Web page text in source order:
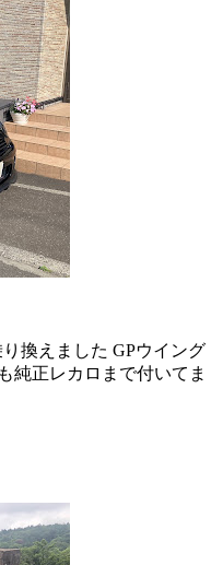
換えました GPウイング
純正レカロまで付いてま